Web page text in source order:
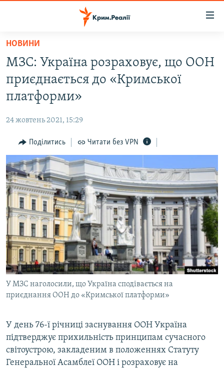
Перейти
основного
матеріалу
Перейти
до
основної
Перейти
до
пошуку
ВОДА.КРИМ
ВІДЕО ТА ФОТО
БЛОГИ
ПОГЛЯД
ІНТЕРВ'Ю
ВСЕ ЗА ДЕНЬ
СПЕЦПРОЕКТИ
ДЕПОРТАЦІЯ
ВІДЕОУРОКИ «ELIFBE»
СВІДЧЕННЯ ОКУПАЦІЇ
УКРАЇНСЬКА ПРОБЛЕМА КРИМУ
ІНФОГРАФІКА
ЯК ОБІЙТИ БЛОКУВАННЯ
Русский
Qırımtatar
ДОЛУЧАЙСЯ!
Усі сайти RFE/RL
НОВИНИ
МЗС: Україна розраховує, що ООН
приєднається до «Кримської
платформи»
24 жовтень 2021, 15:29
Поділитись Читати без VPN
У МЗС наголосили, що Україна сподівається на
приєднання ООН до «Кримської платформи»
У день 76-ї річниці заснування ООН Україна
підтверджує прихильність принципам сучасного
світоустрою, закладеним в положеннях Статуту
Генеральної Асамблеї ООН і розраховує на